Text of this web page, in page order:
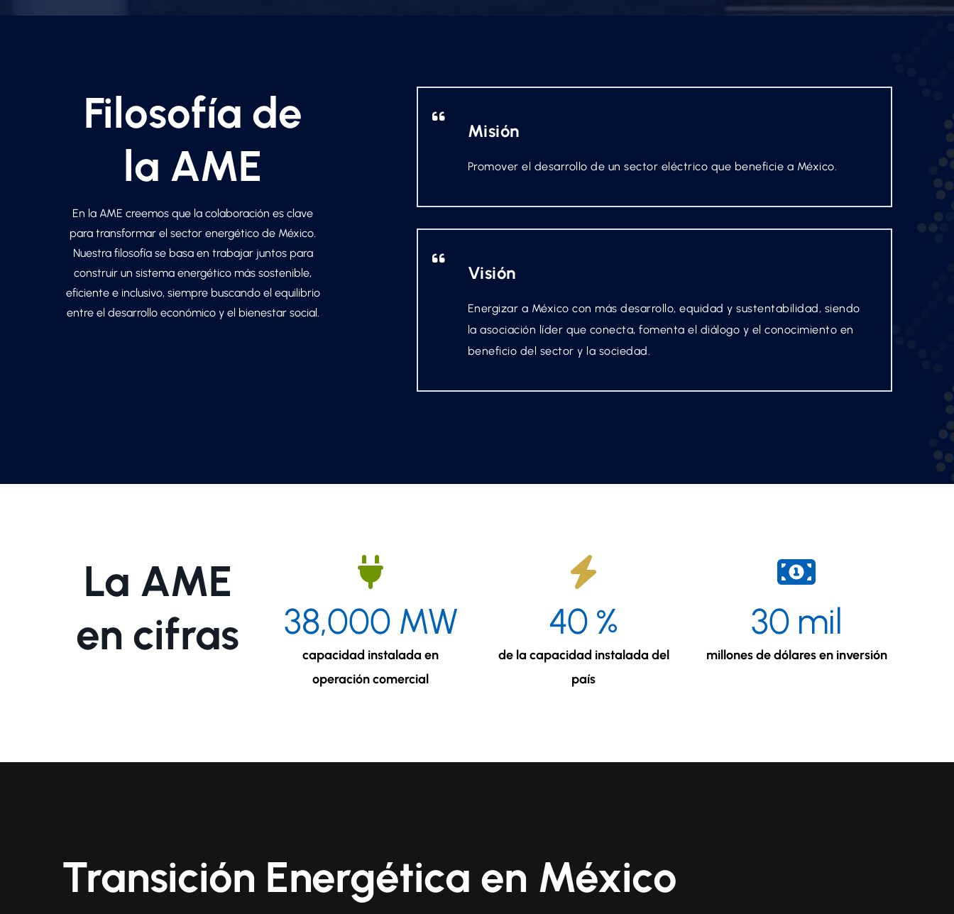
Filosofía de
la AME
En la AME creemos que la colaboración es clave
para transformar el sector energético de México.
Nuestra filosofía se basa en trabajar juntos para
construir un sistema energético más sostenible,
eficiente e inclusivo, siempre buscando el equilibrio
entre el desarrollo económico y el bienestar social.
Misión
Promover el desarrollo de un sector eléctrico que beneficie a México.
Visión
Energizar a México con más desarrollo, equidad y sustentabilidad, siendo
la asociación líder que conecta, fomenta el diálogo y el conocimiento en
beneficio del sector y la sociedad.
La AME
en cifras
38,000 MW
capacidad instalada en
operación comercial
40 %
de la capacidad instalada del
país
30 mil
millones de dólares en inversión
Transición Energética en México